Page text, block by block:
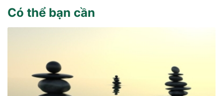
Có thể bạn cần